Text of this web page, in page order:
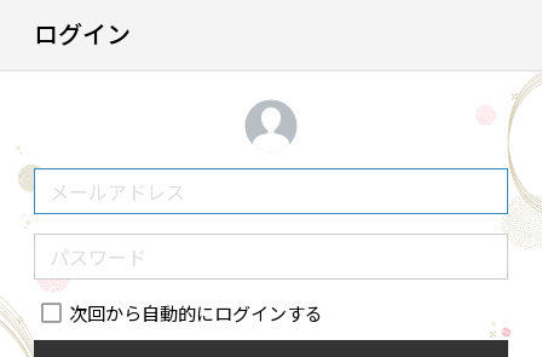
ログイン
次回から自動的にログインする